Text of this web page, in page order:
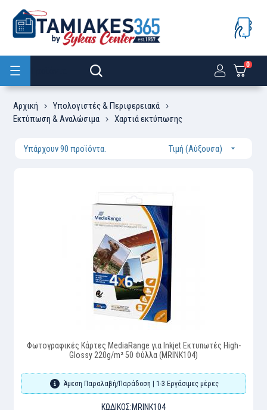
0
Αρχική
Υπολογιστές & Περιφερειακά
Εκτύπωση & Αναλώσιμα
Χαρτιά εκτύπωσης
Υπάρχουν 90 προϊόντα. Τιμή (Αύξουσα) 
Φωτογραφικές Κάρτες MediaRange για Inkjet Εκτυπωτές High-
Glossy 220g/m² 50 Φύλλα (MRINK104)
Άμεση Παραλαβή/Παράδοση | 1-3 Εργάσιμες μέρες
ΚΩΔΙΚΌΣ:MRINK104